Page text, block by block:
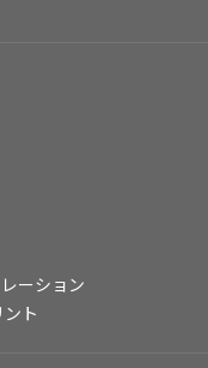
ーション
ト